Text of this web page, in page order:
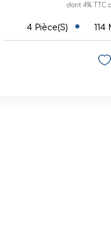
dont 4% TTC
4 Pièce(s) 114